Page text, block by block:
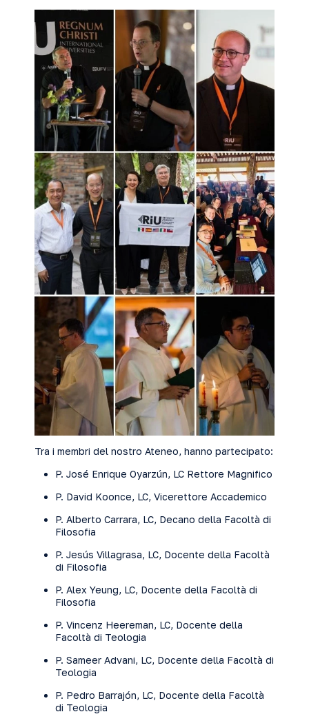
Tra i membri del nostro Ateneo, hanno partecipato:
P. José Enrique Oyarzún, LC Rettore Magnifico
P. David Koonce, LC, Vicerettore Accademico
P. Alberto Carrara, LC, Decano della Facoltà di
Filosofia
P. Jesús Villagrasa, LC, Docente della Facoltà
di Filosofia
P. Alex Yeung, LC, Docente della Facoltà di
Filosofia
P. Vincenz Heereman, LC, Docente della
Facoltà di Teologia
P. Sameer Advani, LC, Docente della Facoltà di
Teologia
P. Pedro Barrajón, LC, Docente della Facoltà
di Teologia